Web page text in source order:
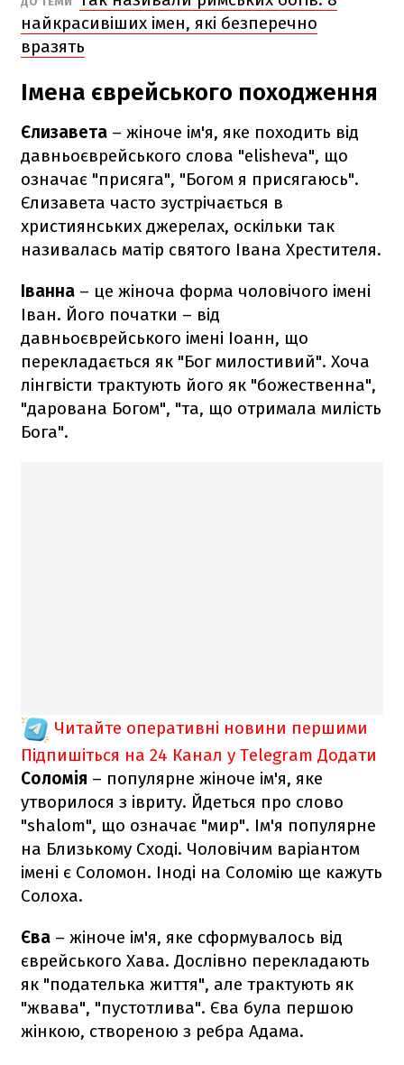
найкрасивіших імен, які безперечно
вразять
Імена єврейського походження
Єлизавета – жіноче ім'я, яке походить від
давньоєврейського слова "elisheva", що
означає "присяга", "Богом я присягаюсь".
Єлизавета часто зустрічається в
християнських джерелах, оскільки так
називалась матір святого Івана Хрестителя.
Іванна – це жіноча форма чоловічого імені
Іван. Його початки – від
давньоєврейського імені Іоанн, що
перекладається як "Бог милостивий". Хоча
лінгвісти трактують його як "божественна",
"дарована Богом", "та, що отримала милість
Бога".
Читайте оперативні новини першими
Підпишіться на 24 Канал у Telegram Додати
Соломія – популярне жіноче ім'я, яке
утворилося з івриту. Йдеться про слово
"shalom", що означає "мир". Ім'я популярне
на Близькому Сході. Чоловічим варіантом
імені є Соломон. Іноді на Соломію ще кажуть
Солоха.
Єва – жіноче ім'я, яке сформувалось від
єврейського Хава. Дослівно перекладають
як "подателька життя", але трактують як
"жвава", "пустотлива". Єва була першою
жінкою, створеною з ребра Адама.